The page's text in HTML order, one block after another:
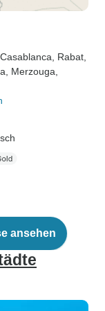
, Casablanca , Rabat
, Merzouga
ansehen